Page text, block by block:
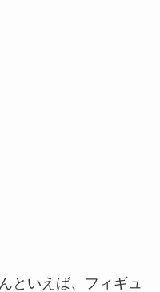
といえば、フィギュ